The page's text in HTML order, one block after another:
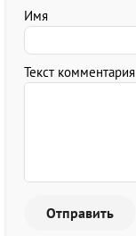
Имя
Текст комментария